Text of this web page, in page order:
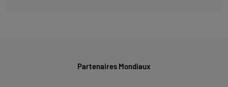
Partenaires Mondiaux